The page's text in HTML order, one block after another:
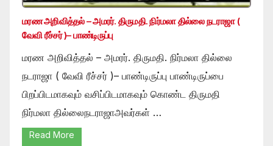
மரண அறிவித்தல் – அமரர். திருமதி. நிர்மலா தில்லை நடராஜா (
வேவி ரீச்சர் )– பாண்டிருப்பு
மரண அறிவித்தல் – அமரர். திருமதி. நிர்மலா தில்லை
நடராஜா ( வேவி ரீச்சர் )– பாண்டிருப்பு பாண்டிருப்பை
பிறப்பிடமாகவும் வசிப்பிடமாகவும் கொண்ட திருமதி
நிர்மலா தில்லைநடராஜாஅவர்கள் …
Read More